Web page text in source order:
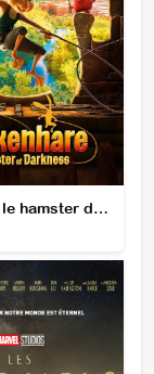
Hopper et le hamster des ténèbres